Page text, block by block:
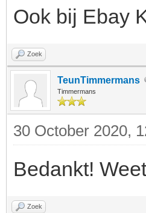
Ook bij Ebay
Zoek
TeunTimmermans
Timmermans
30 October 2020,
Bedankt!
Zoek